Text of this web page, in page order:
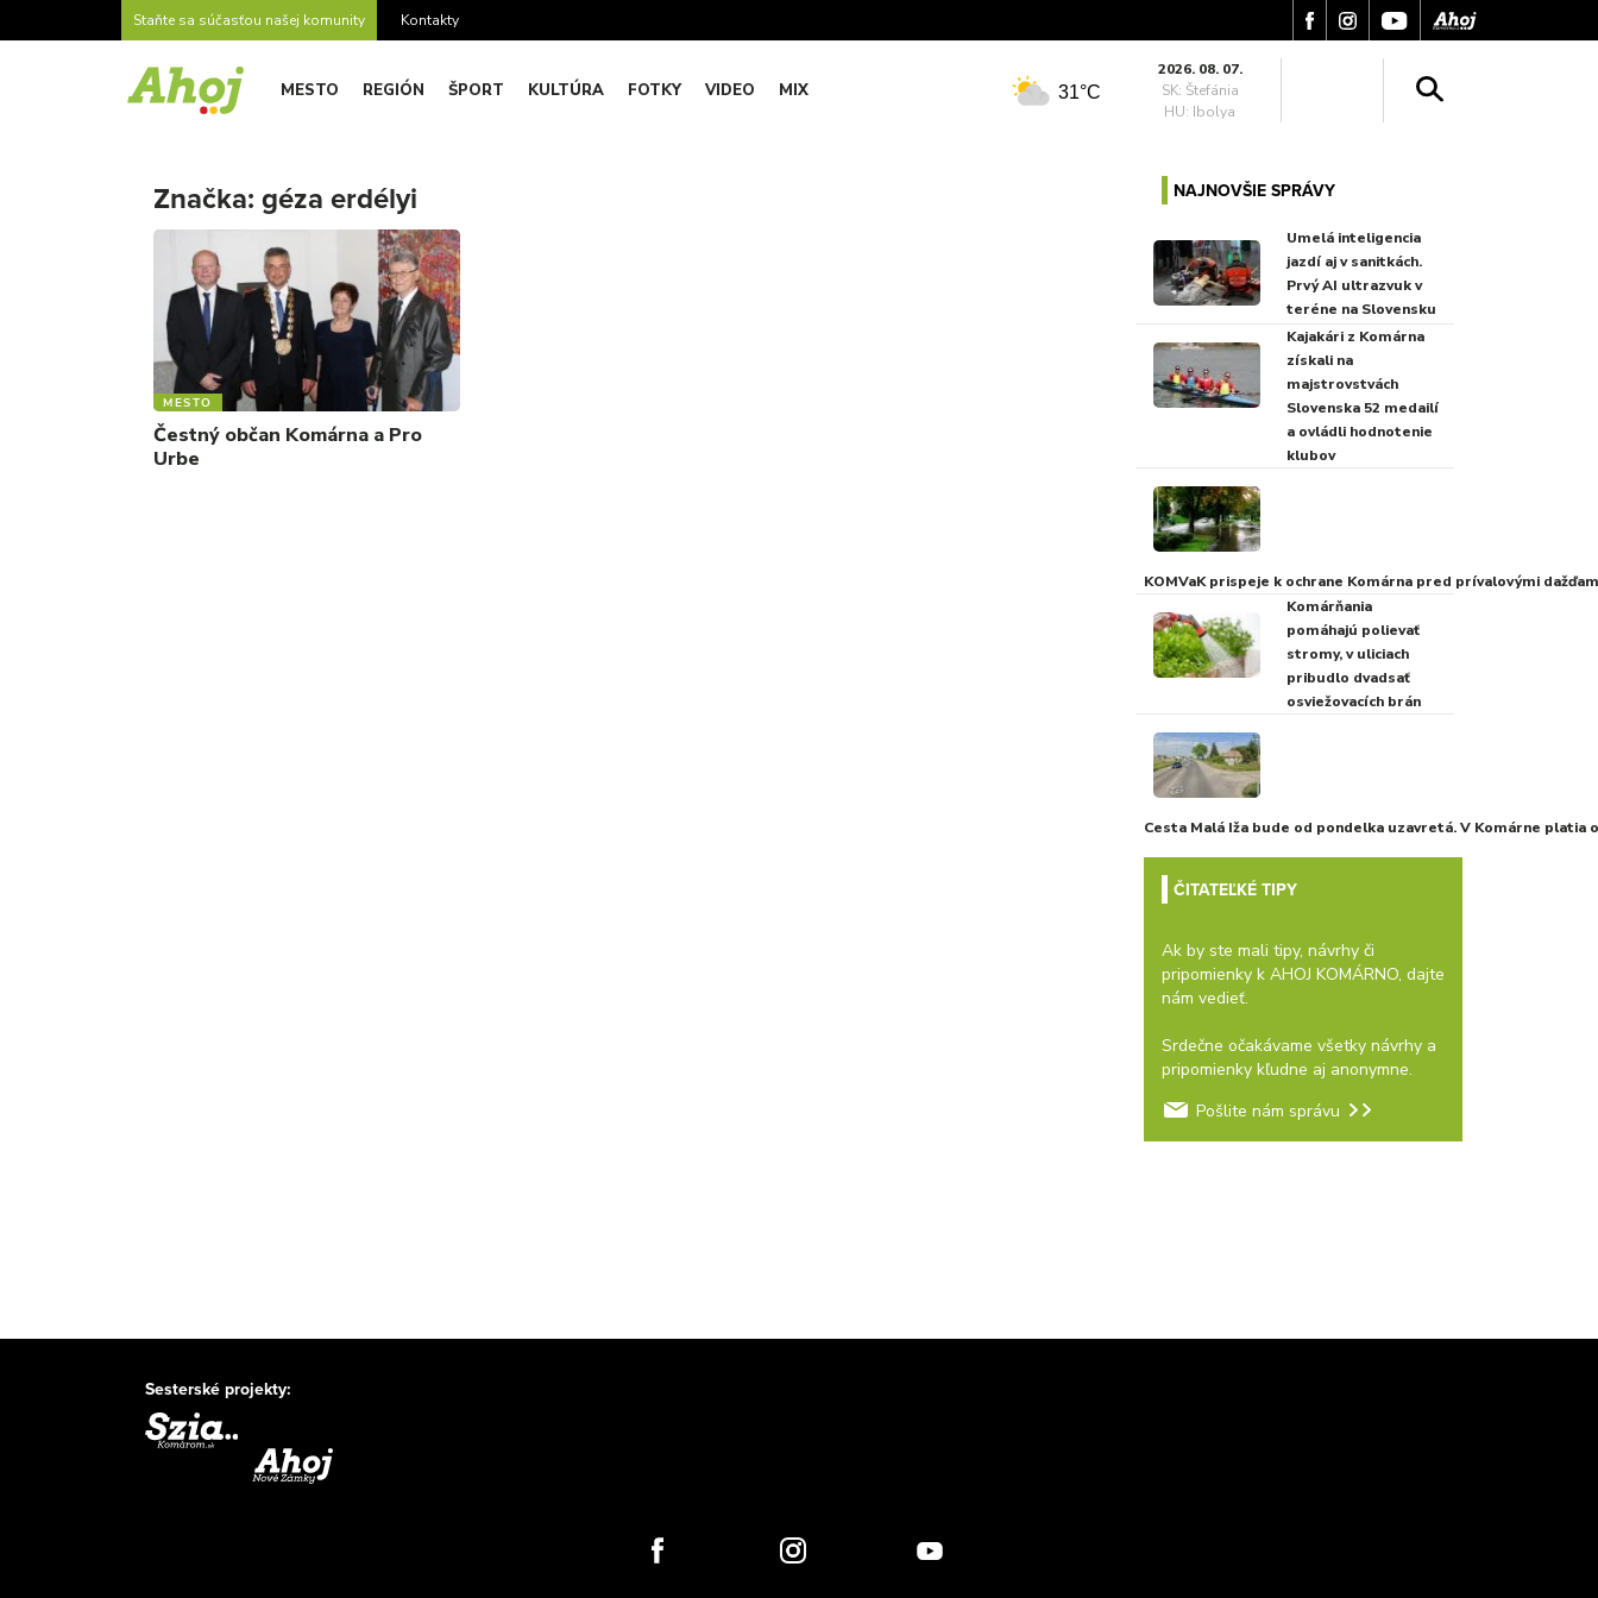
Staňte sa súčasťou našej komunity Kontakty
MESTO REGIÓN ŠPORT KULTÚRA FOTKY VIDEO MIX 31°C
2026. 08. 07.
SK: Štefánia
HU: Ibolya
Značka: géza erdélyi
MESTO
Čestný občan Komárna a Pro
Urbe
NAJNOVŠIE SPRÁVY
Umelá inteligencia
jazdí aj v sanitkách.
Prvý AI ultrazvuk v
teréne na Slovensku
Kajakári z Komárna
získali na
majstrovstvách
Slovenska 52 medailí
a ovládli hodnotenie
klubov
KOMVaK prispeje k ochrane Komárna pred prívalovými
Komárňania
pomáhajú polievať
stromy, v uliciach
pribudlo dvadsať
osviežovacích brán
Cesta Malá Iža bude od pondelka uzavretá. V Komárne platia
ČITATEĽKÉ TIPY
Ak by ste mali tipy, návrhy či
pripomienky k AHOJ KOMÁRNO, dajte
nám vedieť.
Srdečne očakávame všetky návrhy a
pripomienky kľudne aj anonymne.
Pošlite nám správu
Sesterské projekty: